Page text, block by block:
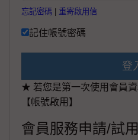
忘記密碼 重寄啟用信
記住帳號密碼
登
★ 若您是第一次使用會員
【帳號啟用】
會員服務申請/試用